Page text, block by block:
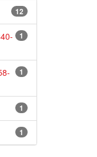
12
1
1
1
1